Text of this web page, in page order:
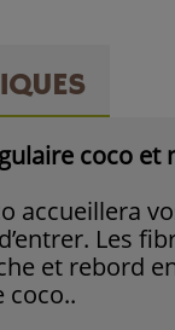
coco
accueillera
Les
et rebord
coco..